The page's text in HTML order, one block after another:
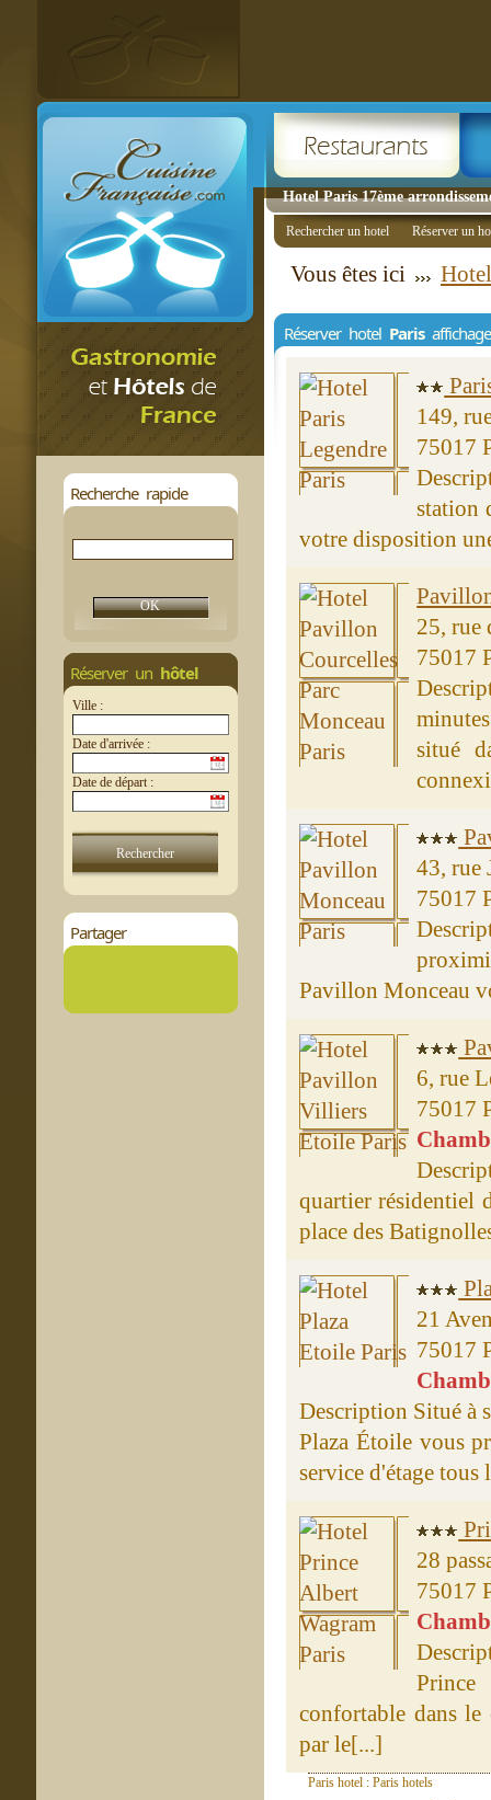
Hotel Paris 17ème
Recherche rapide
Réserver un hôtel
Ville :
Date d'arrivée :
Date de départ :
Partager
Rechercher un hotel Réserver un
Vous êtes ici
Réserver hotel Paris
149,
75017
station
votre disposition
25, rue
75017
situé
43, rue
75017
Pavillon Monceau
6, rue
75017
quartier résidentiel
place des
21
75017
Description Situé à
Plaza Étoile vous
service d'étage tous
28
75017
confortable dans le
par le[...]
Paris hotel : Paris hotels